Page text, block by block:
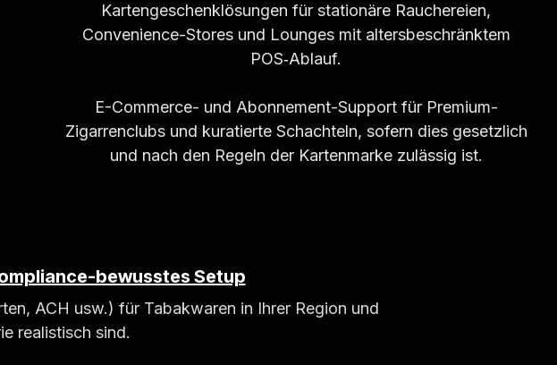
Kartengeschenklösungen für stationäre Rauchereien,
Convenience-Stores und Lounges mit altersbeschränktem
POS‑Ablauf.
E-Commerce- und Abonnement-Support für Premium-
Zigarrenclubs und kuratierte Schachteln, sofern dies gesetzlich
und nach den Regeln der Kartenmarke zulässig ist.
bewusstes Setup
ACH usw.) für Tabakwaren in Ihrer Region und
realistisch sind.